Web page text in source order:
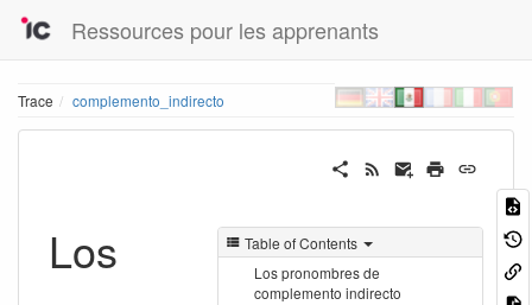
Ressources pour les apprenants
Trace complemento_indirecto
Table of Contents
Los pronombres de
complemento indirecto
Los